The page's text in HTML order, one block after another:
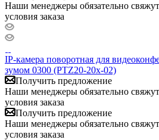
Наши менеджеры обязательно
условия заказа
IP-камера поворотная для
зумом 0300 (PTZ20-20x-02)
Получить предложение
Наши менеджеры обязательно
условия заказа
Получить предложение
Наши менеджеры обязательно
условия заказа